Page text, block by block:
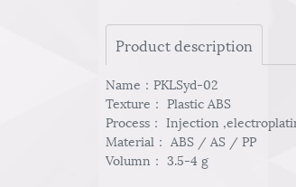
Product description
Name：PKLSyd-02
Texture： Plastic ABS
Process： Injection
Material： ABS / AS / PP
Volumn： 3.5-4 g